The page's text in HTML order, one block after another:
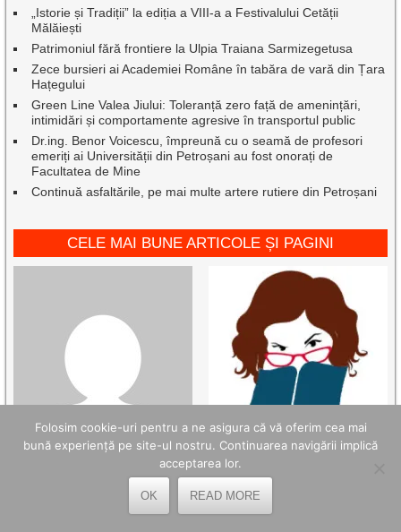
„Istorie și Tradiții” la ediția a VIII-a a Festivalului Cetății
Mălăiești
Patrimoniul fără frontiere la Ulpia Traiana Sarmizegetusa
Zece bursieri ai Academiei Române în tabăra de vară din Țara
Hațegului
Green Line Valea Jiului: Toleranță zero față de amenințări,
intimidări și comportamente agresive în transportul public
Dr.ing. Benor Voicescu, împreună cu o seamă de profesori
emeriți ai Universității din Petroșani au fost onorați de
Facultatea de Mine
Continuă asfaltările, pe mai multe artere rutiere din Petroșani
CELE MAI BUNE ARTICOLE ȘI PAGINI
Folosim cookie-uri pentru a ne asigura că vă oferim cea mai
bună experiență pe site-ul nostru. Continuarea navigării implică
acceptarea lor.
OK READ MORE